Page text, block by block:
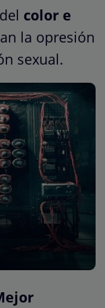
color e
la opresión
sexual.